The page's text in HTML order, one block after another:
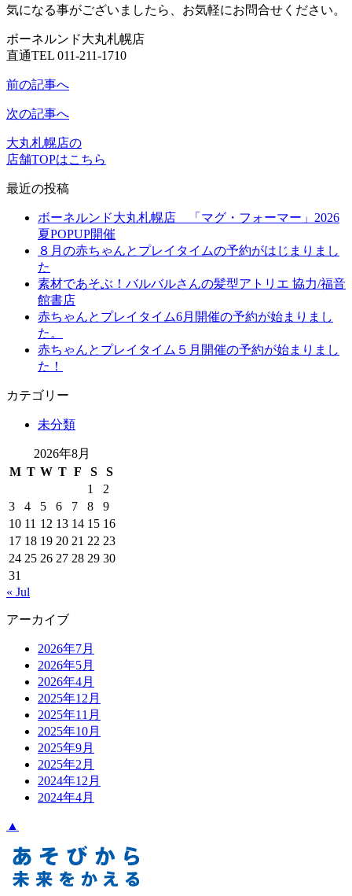
気になる事がございましたら、お気軽にお問合せください。
ボーネルンド大丸札幌店
直通TEL 011-211-1710
前の記事へ
次の記事へ
大丸札幌店の
店舗TOPはこちら
最近の投稿
ボーネルンド大丸札幌店 「マグ・フォーマー」2026
夏POPUP開催
８月の赤ちゃんとプレイタイムの予約がはじまりまし
た
素材であそぶ！バルバルさんの髪型アトリエ 協力/福音
館書店
赤ちゃんとプレイタイム6月開催の予約が始まりまし
た。
赤ちゃんとプレイタイム５月開催の予約が始まりまし
た！
カテゴリー
未分類
2026年8月
M T W T F S
S
1
2
3
4 5 6 7 8
9
10 11 12 13 14 15 16
17 18 19 20 21 22 23
24 25 26 27 28 29 30
31
« Jul
アーカイブ
2026年7月
2026年5月
2026年4月
2025年12月
2025年11月
2025年10月
2025年9月
2025年2月
2024年12月
2024年4月
▲